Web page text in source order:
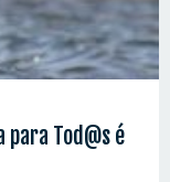
para Tod@s é